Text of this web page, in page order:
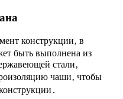
конструкции‚ в
быть выполнена из
стали‚
чаши‚ чтобы